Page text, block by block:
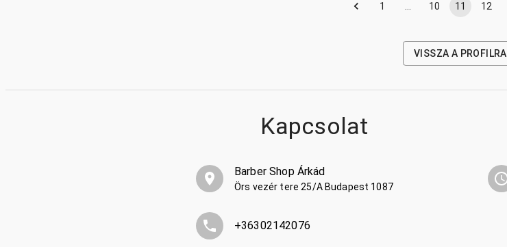
1 … 10 11 12
VISSZA A PROFILRA
Kapcsolat
Barber Shop Árkád
Örs vezér tere 25/A Budapest 1087
+36302142076